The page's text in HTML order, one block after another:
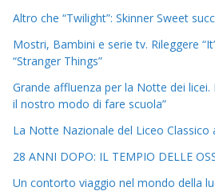
Altro che “Twilight”: Skinner Sweet
Mostri, Bambini e serie tv. Rileggere
“Stranger Things”
Grande affluenza per la Notte dei licei.
il nostro modo di fare scuola”
La Notte Nazionale del Liceo Classico
28 ANNI DOPO: IL TEMPIO DELLE
Un contorto viaggio nel mondo della